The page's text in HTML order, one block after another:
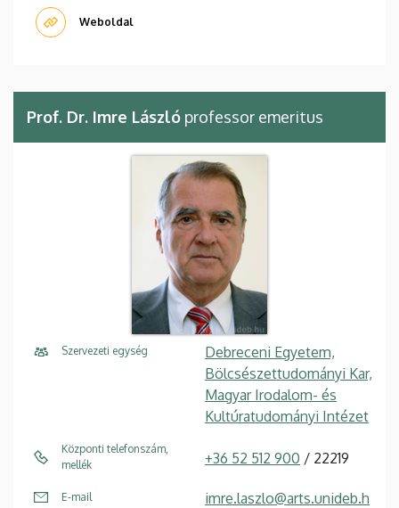
Weboldal
Prof. Dr. Imre László professor emeritus
Szervezeti egység
Debreceni Egyetem,
Bölcsészettudományi Kar,
Magyar Irodalom- és
Kultúratudományi Intézet
Központi telefonszám,
mellék
+36 52 512 900 / 22219
E-mail
imre.laszlo@arts.unideb.h